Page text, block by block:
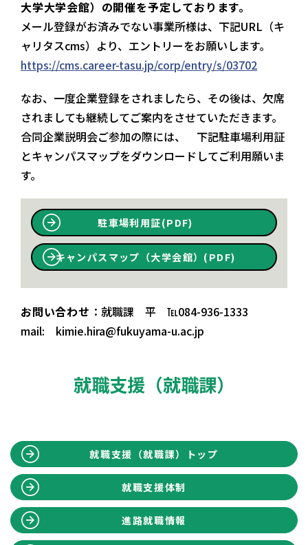
大学大学会館）の開催を予定しております。
メール登録がお済みでない事業所様は、下記URL（キ
ャリタスcms）より、エントリーをお願いします。
https://cms.career-tasu.jp/corp/entry/s/03702
なお、一度企業登録をされましたら、その後は、欠席
されましても継続してご案内をさせていただきます。
合同企業説明会ご参加の際には、 下記駐車場利用証
とキャンパスマップをダウンロードしてご利用願いま
す。
駐車場利用証(PDF)
キャンパスマップ（大学会館）(PDF)
お問い合わせ ：就職課 平 ℡084-936-1333
mail: kimie.hira@fukuyama-u.ac.jp
就職支援（就職課）
就職支援（就職課）トップ
就職支援体制
進路就職情報